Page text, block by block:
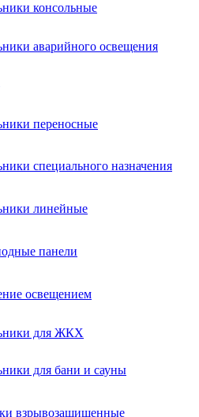
консольные
аварийного освещения
переносные
специального назначения
линейные
панели
освещением
для ЖКХ
для бани и сауны
взрывозащищенные